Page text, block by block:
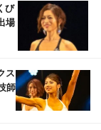
び
場
ス
師